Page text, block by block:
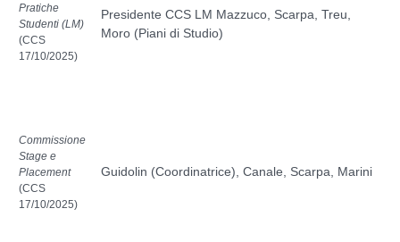
Pratiche
Studenti (LM)
(CCS
17/10/2025)
Presidente CCS LM Mazzuco, Scarpa, Treu,
Moro (Piani di Studio)
Commissione
Stage e
Placement
(CCS
17/10/2025)
Guidolin (Coordinatrice), Canale, Scarpa, Marini